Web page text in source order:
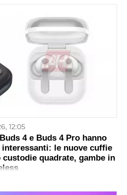
12:05
4 e Buds 4 Pro hanno
le nuove cuffie
quadrate, gambe in